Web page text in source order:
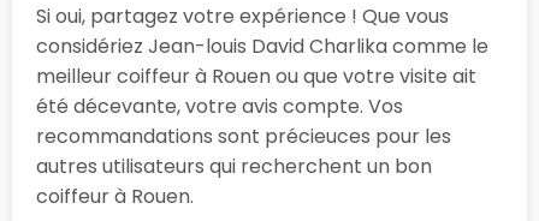
Si oui, partagez votre expérience ! Que vous
considériez Jean-louis David Charlika comme le
meilleur coiffeur à Rouen ou que votre visite ait
été décevante, votre avis compte. Vos
recommandations sont précieuces pour les
autres utilisateurs qui recherchent un bon
coiffeur à Rouen.